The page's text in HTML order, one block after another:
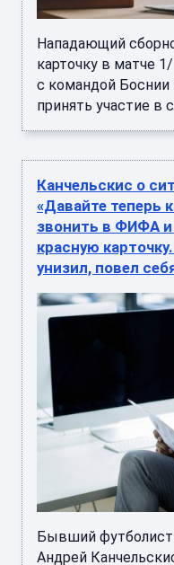
Нападающий
карточку в матче
с командой Боснии
принять участие в
Канчельскис о
«Давайте теперь
звонить в ФИФА
красную
унизил, повел
Бывший
Андрей